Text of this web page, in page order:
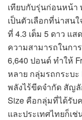
เทียบกับรุ่นก่อนหน้า
เป็นตัวเลือกที่น่าสน
ที่ 4.3 เต็ม 5 ดาว แ
ความสามารถในกา
6,640 ปอนด์ ทำให้
หลาย กลุ่มรถกระบะ
พลังไร้ขีดจำกัด สัญ
Size คือกลุ่มที่ได้รับ
และประเทศไทยก็เ